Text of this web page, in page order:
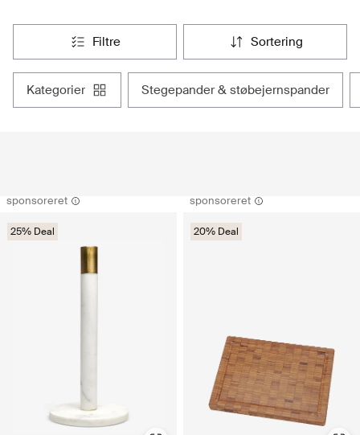
filtre sortering
kategorier stegepander & støbejernspander
sponsoreret
25% Deal
sponsoreret
20% Deal